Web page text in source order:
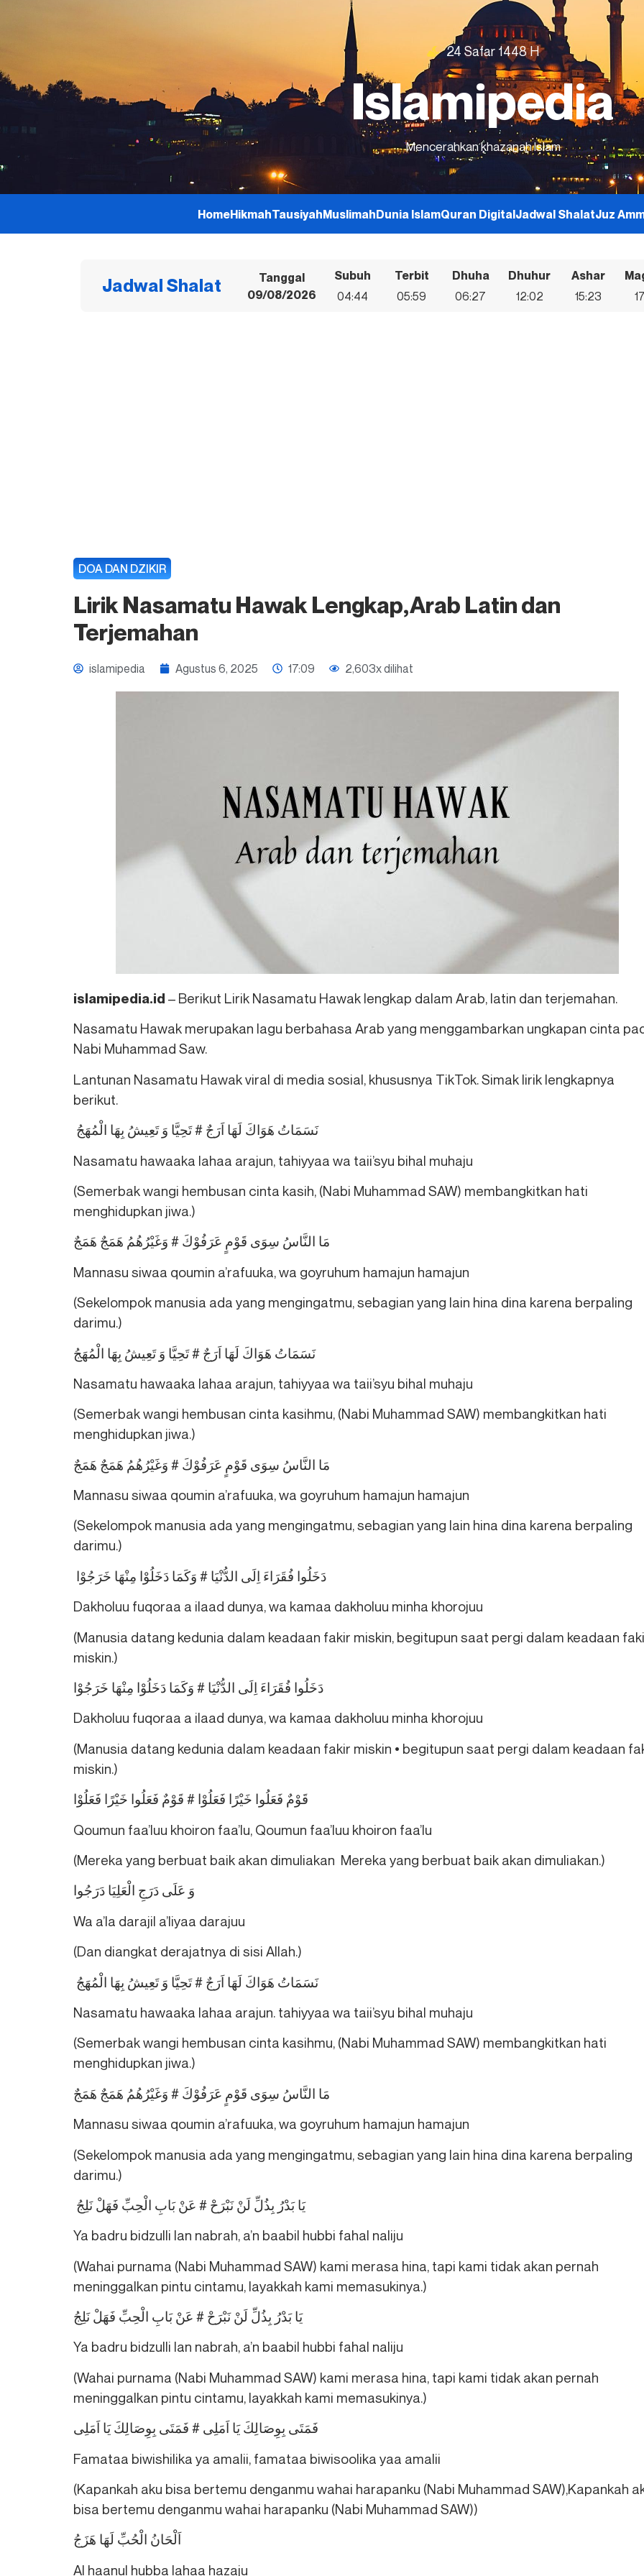
24 Safar 1448 H
Islamipedia
Mencerahkan khazanah Islam
HomeHikmahTausiyahMuslimahDunia IslamQuran DigitalJadwal ShalatJuz
Jadwal Shalat
Tanggal
09/08/2026
Subuh
04:44
Terbit
05:59
Dhuha
06:27
Dhuhur
12:02
Ashar
15:23
DOA DAN DZIKIR
Lirik Nasamatu Hawak Lengkap,Arab Latin dan
Terjemahan
islamipedia Agustus 6, 2025 17:09 2,603x dilihat
islamipedia.id – Berikut Lirik Nasamatu Hawak lengkap dalam Arab, latin dan terjemahan.
Nasamatu Hawak merupakan lagu berbahasa Arab yang menggambarkan ungkapan cinta
Nabi Muhammad Saw.
Lantunan Nasamatu Hawak viral di media sosial, khususnya TikTok. Simak lirik lengkapnya
berikut.
نَسَمَاتُ هَوَاكَ لَهَا اَرَجٌ # تَحِيَّا وَ تَعِيشُ بِهَا الْمُهَجُ
Nasamatu hawaaka lahaa arajun, tahiyyaa wa taii’syu bihal muhaju
(Semerbak wangi hembusan cinta kasih, (Nabi Muhammad SAW) membangkitkan hati
menghidupkan jiwa.)
مَا النَّاسُ سِوَی قَوْمٍ عَرَفُوْكَ # وَغَيْرُهُمُ هَمَجٌ هَمَجٌ
Mannasu siwaa qoumin a’rafuuka, wa goyruhum hamajun hamajun
(Sekelompok manusia ada yang mengingatmu, sebagian yang lain hina dina karena berpaling
darimu.)
نَسَمَاتُ هَوَاكَ لَهَا اَرَجٌ # تَحِيَّا وَ تَعِيشُ بِهَا الْمُهَجُ
Nasamatu hawaaka lahaa arajun, tahiyyaa wa taii’syu bihal muhaju
(Semerbak wangi hembusan cinta kasihmu, (Nabi Muhammad SAW) membangkitkan hati
menghidupkan jiwa.)
مَا النَّاسُ سِوَی قَوْمٍ عَرَفُوْكَ # وَغَيْرُهُمُ هَمَجٌ هَمَجٌ
Mannasu siwaa qoumin a’rafuuka, wa goyruhum hamajun hamajun
(Sekelompok manusia ada yang mengingatmu, sebagian yang lain hina dina karena berpaling
darimu.)
دَخَلُوا فُقَرَاءَ اِلَی الدُّنْيَا # وَكَمَا دَخَلُوْا مِنْهَا خَرَجُوْا
Dakholuu fuqoraa a ilaad dunya, wa kamaa dakholuu minha khorojuu
(Manusia datang kedunia dalam keadaan fakir miskin, begitupun saat pergi dalam keadaan
miskin.)
دَخَلُوا فُقَرَاءَ اِلَی الدُّنْيَا # وَكَمَا دَخَلُوْا مِنْهَا خَرَجُوْا
Dakholuu fuqoraa a ilaad dunya, wa kamaa dakholuu minha khorojuu
(Manusia datang kedunia dalam keadaan fakir miskin • begitupun saat pergi dalam keadaan
miskin.)
قَوْمٌ فَعَلُوا خَيْرًا فَعَلُوْا # قَوْمٌ فَعَلُوا خَيْرًا فَعَلُوْا
Qoumun faa’luu khoiron faa’lu, Qoumun faa’luu khoiron faa’lu
(Mereka yang berbuat baik akan dimuliakan Mereka yang berbuat baik akan dimuliakan.)
وَ عَلَی دَرَجِ الْعَلِيَا دَرَجُوا
Wa a’la darajil a’liyaa darajuu
(Dan diangkat derajatnya di sisi Allah.)
نَسَمَاتُ هَوَاكَ لَهَا اَرَجٌ # تَحِيَّا وَ تَعِيشُ بِهَا الْمُهَجُ
Nasamatu hawaaka lahaa arajun. tahiyyaa wa taii’syu bihal muhaju
(Semerbak wangi hembusan cinta kasihmu, (Nabi Muhammad SAW) membangkitkan hati
menghidupkan jiwa.)
مَا النَّاسُ سِوَی قَوْمٍ عَرَفُوْكَ # وَغَيْرُهُمُ هَمَجٌ هَمَجٌ
Mannasu siwaa qoumin a’rafuuka, wa goyruhum hamajun hamajun
(Sekelompok manusia ada yang mengingatmu, sebagian yang lain hina dina karena berpaling
darimu.)
يَا بَدْرُ بِذُلِّ لَنْ نَبْرَحْ # عَنْ بَابِ الْحِبِّ فَهَلْ نَلِجُ
Ya badru bidzulli lan nabrah, a’n baabil hubbi fahal naliju
(Wahai purnama (Nabi Muhammad SAW) kami merasa hina, tapi kami tidak akan pernah
meninggalkan pintu cintamu, layakkah kami memasukinya.)
يَا بَدْرُ بِذُلِّ لَنْ نَبْرَحْ # عَنْ بَابِ الْحِبِّ فَهَلْ نَلِجُ
Ya badru bidzulli lan nabrah, a’n baabil hubbi fahal naliju
(Wahai purnama (Nabi Muhammad SAW) kami merasa hina, tapi kami tidak akan pernah
meninggalkan pintu cintamu, layakkah kami memasukinya.)
فَمَتَی بِوِصَالِكَ يَا اَمَلِی # فَمَتَی بِوِصَالِكَ يَا اَمَلِی
Famataa biwishilika ya amalii, famataa biwisoolika yaa amalii
(Kapankah aku bisa bertemu denganmu wahai harapanku (Nabi Muhammad SAW),Kapankah
bisa bertemu denganmu wahai harapanku (Nabi Muhammad SAW))
اَلْحَانُ الْحُبِّ لَهَا هَزَجُ
Al haanul hubba lahaa hazaju